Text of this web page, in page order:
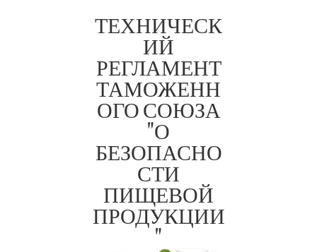
ТР ТС
021/201
ТЕХНИЧЕСК
ИЙ
РЕГЛАМЕНТ
ТАМОЖЕНН
ОГО СОЮЗА
"О
БЕЗОПАСНО
СТИ
ПИЩЕВОЙ
ПРОДУКЦИИ
"